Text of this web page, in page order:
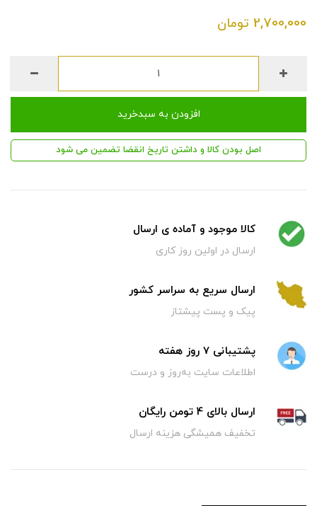
2,700,000 تومان
افزودن به سبدخرید
اصل بودن کالا و داشتن تاریخ انقضا تضمین می شود
کالا موجود و آماده ی ارسال
ارسال در اولین روز کاری
ارسال سریع به سراسر کشور
پیک و پست پیشتاز
پشتیبانی 7 روز هفته
اطلاعات سایت به‌روز و درست
ارسال بالای 4 تومن رایگان
تخفیف همیشگی هزینه ارسال